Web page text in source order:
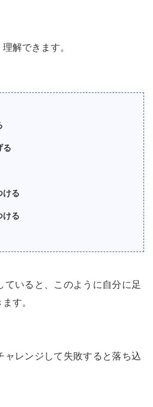
解できます。
る
ける
ける
ていると、このように自分に足
す。
ャレンジして失敗すると落ち込